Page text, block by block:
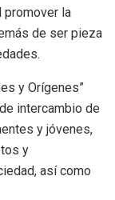
promover la
de ser pieza
y Orígenes”
intercambio de
y jóvenes,
y
así como